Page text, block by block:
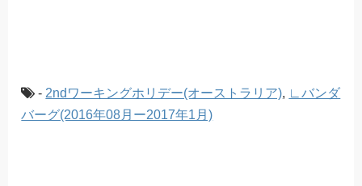
-2ndワーキングホリデー(オーストラリア), ∟バンダ
バーグ(2016年08月ー2017年1月)